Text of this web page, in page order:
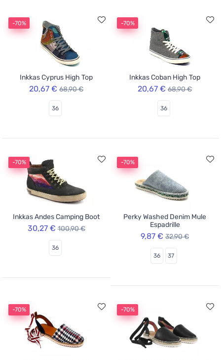
-70%
Inkkas Cyprus High Top
20,67 € 68,90 €
36
-70%
Inkkas Coban High Top
20,67 € 68,90 €
36
-70%
Inkkas Andes Camping Boot
30,27 € 100,90 €
36
-70%
Perky Washed Denim Mule
Espadrille
9,87 € 32,90 €
36 37
-70% -70%